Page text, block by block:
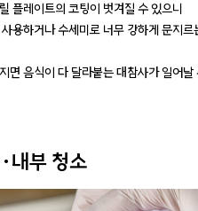
플레이트의 코팅이 벗겨질 수 있으니
용하거나 수세미로 너무 강하게 문지
면 음식이 다 달라붙는 대참사가 일어날
내부 청소